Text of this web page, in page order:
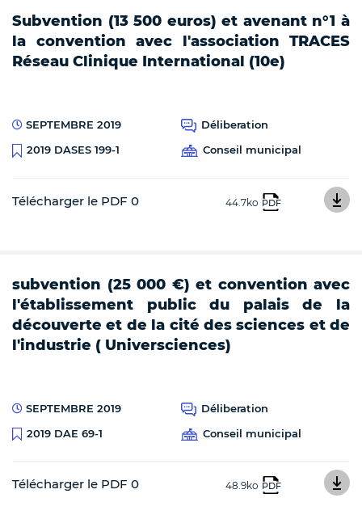
Subvention (13 500 euros) et avenant n°1 à
la convention avec l'association TRACES
Réseau Clinique International (10e)
SEPTEMBRE 2019
Déliberation
2019 DASES 199-1
Conseil municipal
Télécharger le PDF 0 44.7ko PDF
subvention (25 000 €) et convention avec
l'établissement public du palais de la
découverte et de la cité des sciences et de
l'industrie ( Universciences)
SEPTEMBRE 2019
Déliberation
2019 DAE 69-1
Conseil municipal
Télécharger le PDF 0 48.9ko PDF